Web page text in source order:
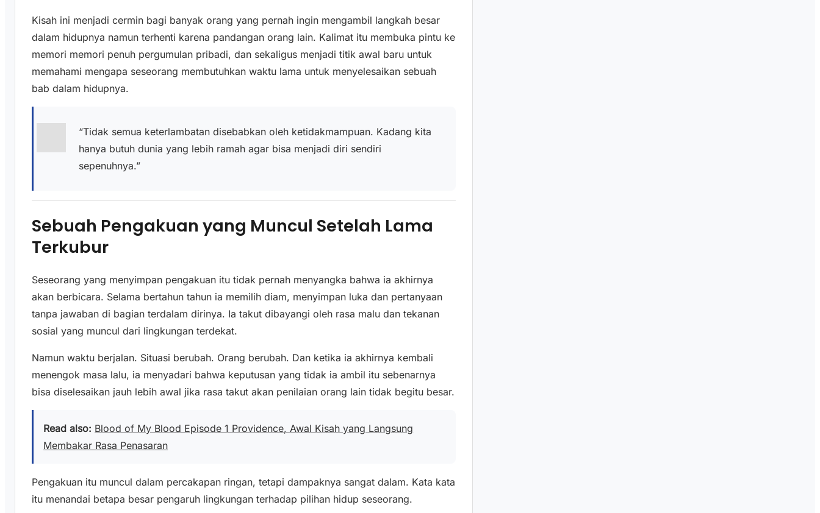
Kisah ini menjadi cermin bagi banyak orang yang pernah ingin mengambil langkah besar
dalam hidupnya namun terhenti karena pandangan orang lain. Kalimat itu membuka pintu ke
memori memori penuh pergumulan pribadi, dan sekaligus menjadi titik awal baru untuk
memahami mengapa seseorang membutuhkan waktu lama untuk menyelesaikan sebuah
bab dalam hidupnya.
“Tidak semua keterlambatan disebabkan oleh ketidakmampuan. Kadang kita
hanya butuh dunia yang lebih ramah agar bisa menjadi diri sendiri
sepenuhnya.”
Sebuah Pengakuan yang Muncul Setelah Lama
Terkubur
Seseorang yang menyimpan pengakuan itu tidak pernah menyangka bahwa ia akhirnya
akan berbicara. Selama bertahun tahun ia memilih diam, menyimpan luka dan pertanyaan
tanpa jawaban di bagian terdalam dirinya. Ia takut dibayangi oleh rasa malu dan tekanan
sosial yang muncul dari lingkungan terdekat.
Namun waktu berjalan. Situasi berubah. Orang berubah. Dan ketika ia akhirnya kembali
menengok masa lalu, ia menyadari bahwa keputusan yang tidak ia ambil itu sebenarnya
bisa diselesaikan jauh lebih awal jika rasa takut akan penilaian orang lain tidak begitu besar.
Read also: Blood of My Blood Episode 1 Providence, Awal Kisah yang Langsung
Membakar Rasa Penasaran
Pengakuan itu muncul dalam percakapan ringan, tetapi dampaknya sangat dalam. Kata kata
itu menandai betapa besar pengaruh lingkungan terhadap pilihan hidup seseorang.